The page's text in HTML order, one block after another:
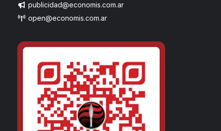
publicidad@economis.com.ar
open@economis.com.ar